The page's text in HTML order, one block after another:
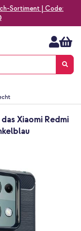
Sortiment | Code:
Xiaomi Redmi